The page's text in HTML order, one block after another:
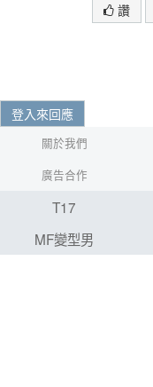
讚
登入來回應
關於我們
廣告合作
T17
MF變型男